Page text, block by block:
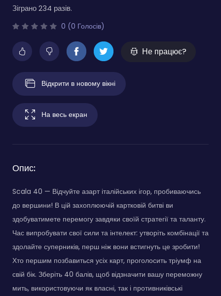
Зіграно 234 разів.
0 (0 Голосів)
Не працює?
Відкрити в новому вікні
На весь екран
Опис:
Scala 40 — Відчуйте азарт італійських ігор, пробиваючись
до вершини! В цій захоплюючій картковій битві ви
здобуватимете перемогу завдяки своїй стратегії та таланту.
Час випробувати свої сили та інтелект: утворіть комбінації та
здолайте суперників, перш ніж вони встигнуть це зробити!
Хто першим позбавиться усіх карт, проголосить тріумф на
свій бік. Зберіть 40 балів, щоб відзначити вашу переможну
мить, використовуючи як власні, так і противниківські